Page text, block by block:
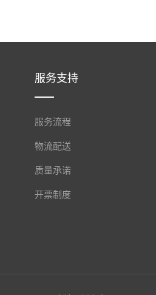
服务支持
服务流程
物流配送
质量承诺
开票制度